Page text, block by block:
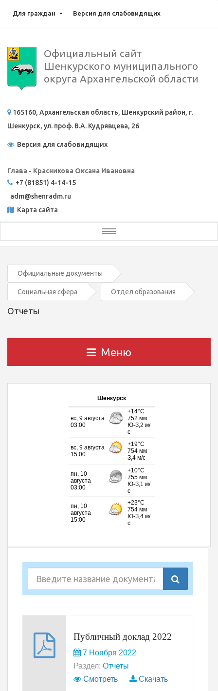
Для граждан Версия для слабовидящих
Официальный сайт
Шенкурского муниципального
округа Архангельской области
165160, Архангельская область, Шенкурский район, г.
Шенкурск, ул. проф. В.А. Кудрявцева, 26
Версия для слабовидящих
Глава - Красникова Оксана Ивановна
+7 (81851) 4-14-15
adm@shenradm.ru
Карта сайта
Toggle
navigation
Официальные документы
Социальная сфера Отдел образования
Отчеты
Меню
Шенкурск
Публичный доклад 2022
7 Ноября 2022
Раздел: Отчеты
Смотреть
Скачать